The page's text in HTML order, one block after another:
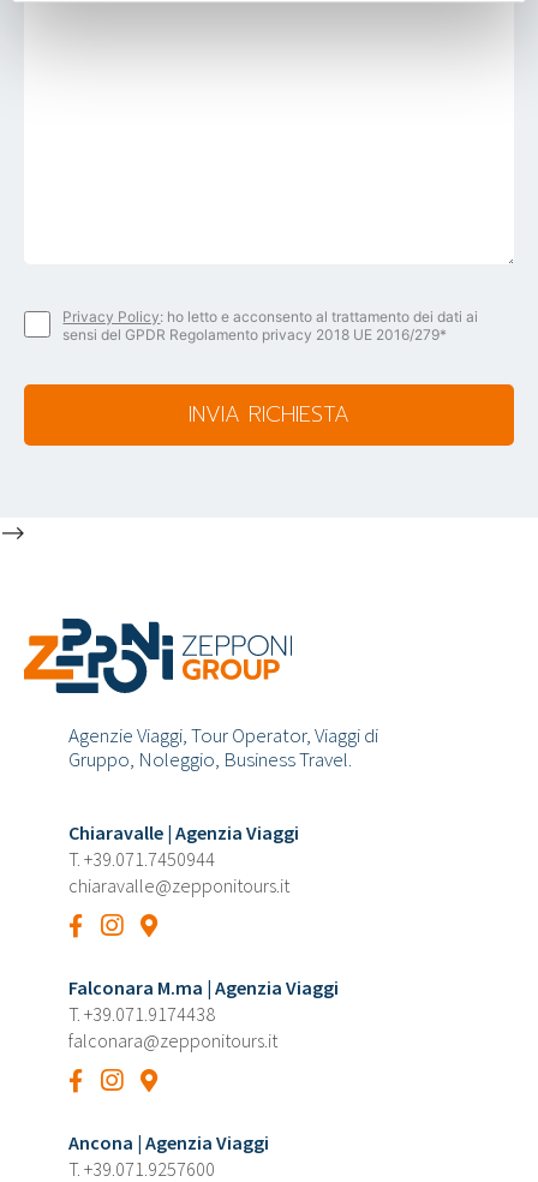
Privacy Policy: ho letto e acconsento al trattamento dei dati ai
sensi del GPDR Regolamento privacy 2018 UE 2016/279*
INVIA RICHIESTA
-->
Agenzie Viaggi, Tour Operator, Viaggi di
Gruppo, Noleggio, Business Travel.
Chiaravalle | Agenzia Viaggi
T. +39.071.7450944
chiaravalle@zepponitours.it
Falconara M.ma | Agenzia Viaggi
T. +39.071.9174438
falconara@zepponitours.it
Ancona | Agenzia Viaggi
T. +39.071.9257600